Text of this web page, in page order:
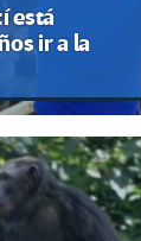
está
ir a la